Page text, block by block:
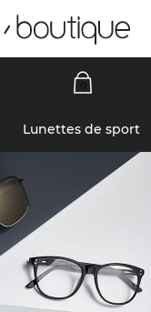
Lunettes de sport